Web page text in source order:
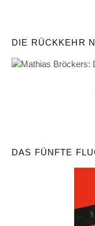
DIE RÜCKKEHR
DAS FÜNFTE